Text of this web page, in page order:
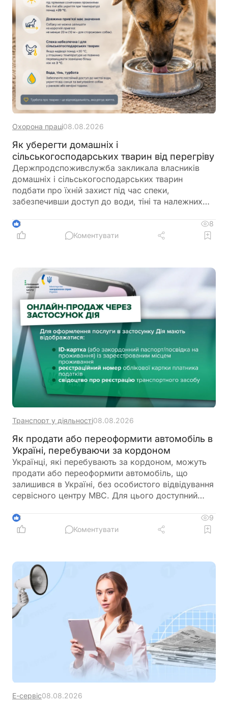
Охорона праці08.08.2026
Як уберегти домашніх і
сільськогосподарських тварин від перегріву
Держпродспоживслужба закликала власників
домашніх і сільськогосподарських тварин
подбати про їхній захист під час спеки,
забезпечивши доступ до води, тіні та належних
заборону залишати тварин у зачинених
автомобілях або на прив’язі під прямим сонячним
3
8
Коментувати
Транспорт у діяльності08.08.2026
Як продати або переоформити автомобіль в
Україні, перебуваючи за кордоном
Українці, які перебувають за кордоном, можуть
продати або переоформити автомобіль, що
залишився в Україні, без особистого відвідування
сервісного центру МВС. Для цього доступний
довіреності на уповноваженого представника
3
9
Коментувати
Е-сервіс08.08.2026